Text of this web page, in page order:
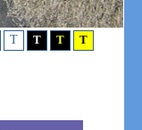
T T T T